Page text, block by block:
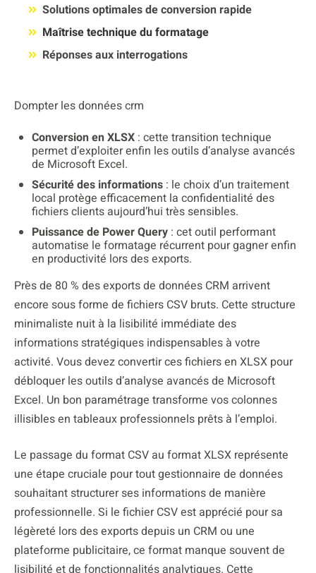
Solutions optimales de conversion rapide
Maîtrise technique du formatage
Réponses aux interrogations
Dompter les données crm
Conversion en XLSX : cette transition technique
permet d’exploiter enfin les outils d’analyse avancés
de Microsoft Excel.
Sécurité des informations : le choix d’un traitement
local protège efficacement la confidentialité des
fichiers clients aujourd’hui très sensibles.
Puissance de Power Query : cet outil performant
automatise le formatage récurrent pour gagner enfin
en productivité lors des exports.
Près de 80 % des exports de données CRM arrivent
encore sous forme de fichiers CSV bruts. Cette structure
minimaliste nuit à la lisibilité immédiate des
informations stratégiques indispensables à votre
activité. Vous devez convertir ces fichiers en XLSX pour
débloquer les outils d’analyse avancés de Microsoft
Excel. Un bon paramétrage transforme vos colonnes
illisibles en tableaux professionnels prêts à l’emploi.
Le passage du format CSV au format XLSX représente
une étape cruciale pour tout gestionnaire de données
souhaitant structurer ses informations de manière
professionnelle. Si le fichier CSV est apprécié pour sa
légèreté lors des exports depuis un CRM ou une
plateforme publicitaire, ce format manque souvent de
lisibilité et de fonctionnalités analytiques. Cette